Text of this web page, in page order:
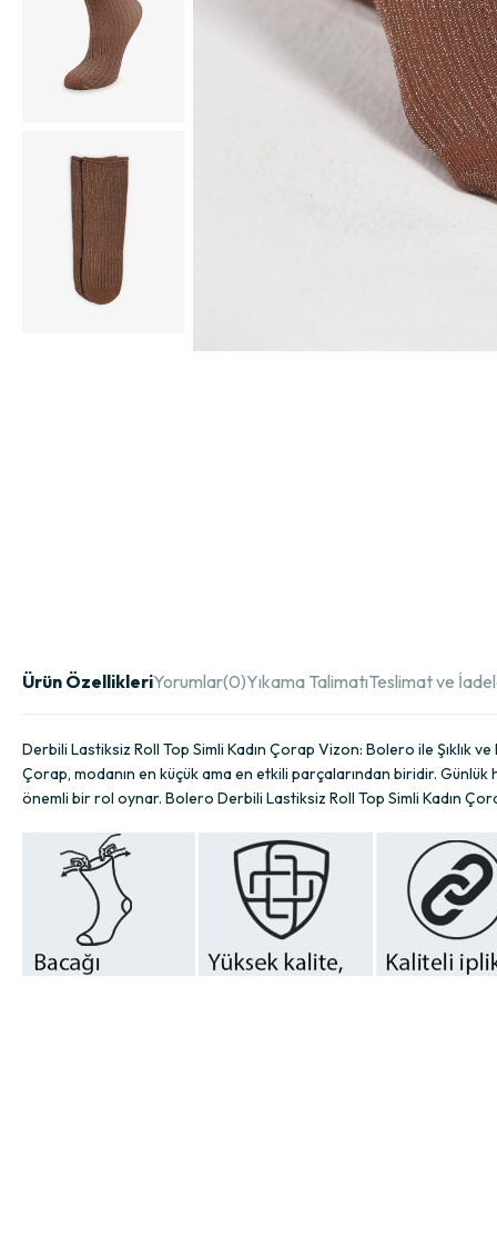
Ürün ÖzellikleriYorumlar(0)Yıkama TalimatıTeslimat ve
Derbili Lastiksiz Roll Top Simli Kadın Çorap Vizon: Bolero ile Şıklık
Çorap, modanın en küçük ama en etkili parçalarından biridir.
önemli bir rol oynar. Bolero Derbili Lastiksiz Roll Top Simli Kadın